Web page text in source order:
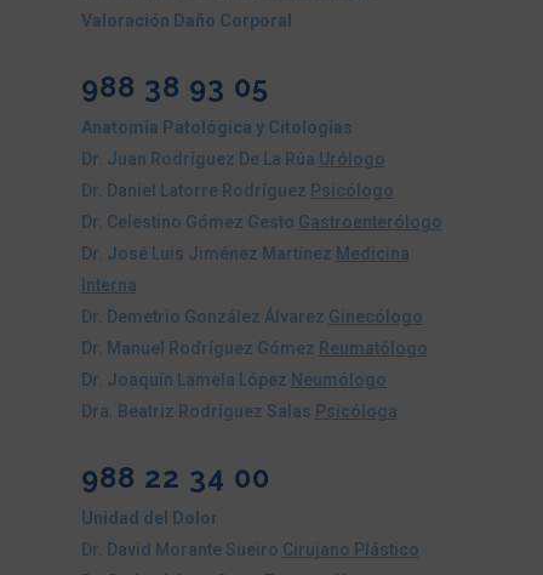
Valoración Daño Corporal
988 38 93 05
Anatomía Patológica y Citologías
Dr. Juan Rodríguez De La Rúa Urólogo
Dr. Daniel Latorre Rodríguez Psicólogo
Dr. Celestino Gómez Gesto Gastroenterólogo
Dr. José Luis Jiménez Martínez Medicina
Interna
Dr. Demetrio González Álvarez Ginecólogo
Dr. Manuel Rodríguez Gómez Reumatólogo
Dr. Joaquín Lamela López Neumólogo
Dra. Beatriz Rodríguez Salas Psicóloga
988 22 34 00
Unidad del Dolor
Dr. David Morante Sueiro Cirujano Plástico